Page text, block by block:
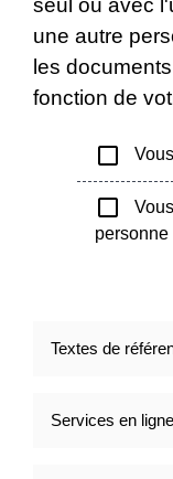
seul ou avec
une autre
les
fonction de
check_box_outline_blank
check_box_outline_blank
personne
Textes de
Services en